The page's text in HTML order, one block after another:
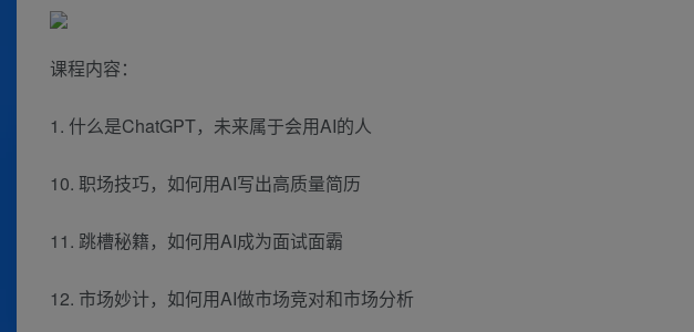
课程内容：
1. 什么是ChatGPT，未来属于会用AI的人
10. 职场技巧，如何用AI写出高质量简历
11. 跳槽秘籍，如何用AI成为面试面霸
12. 市场妙计，如何用AI做市场竞对和市场分析